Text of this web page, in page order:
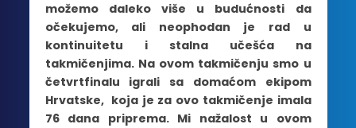
možemo daleko više u budućnosti da
očekujemo, ali neophodan je rad u
kontinuitetu i stalna učešća na
takmičenjima. Na ovom takmičenju smo u
četvrtfinalu igrali sa domaćom ekipom
Hrvatske, koja je za ovo takmičenje imala
76 dana priprema. Mi nažalost u ovom